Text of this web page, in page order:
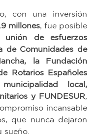
con una inversión
millones, fue posible
unión de esfuerzos
de Comunidades de
la Fundación
Rotarios Españoles
local,
y FUNDESUR,
incansable
que nunca dejaron
sueño.